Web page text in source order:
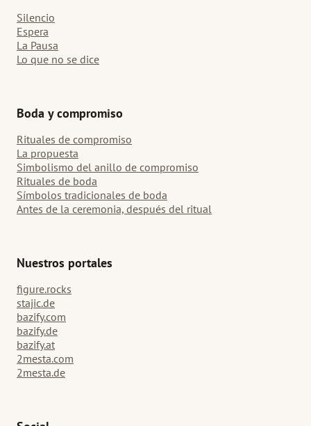
Silencio
Espera
La Pausa
Lo que no se dice
Boda y compromiso
Rituales de compromiso
La propuesta
Simbolismo del anillo de compromiso
Rituales de boda
Símbolos tradicionales de boda
Antes de la ceremonia, después del ritual
Nuestros portales
figure.rocks
stajic.de
bazify.com
bazify.de
bazify.at
2mesta.com
2mesta.de